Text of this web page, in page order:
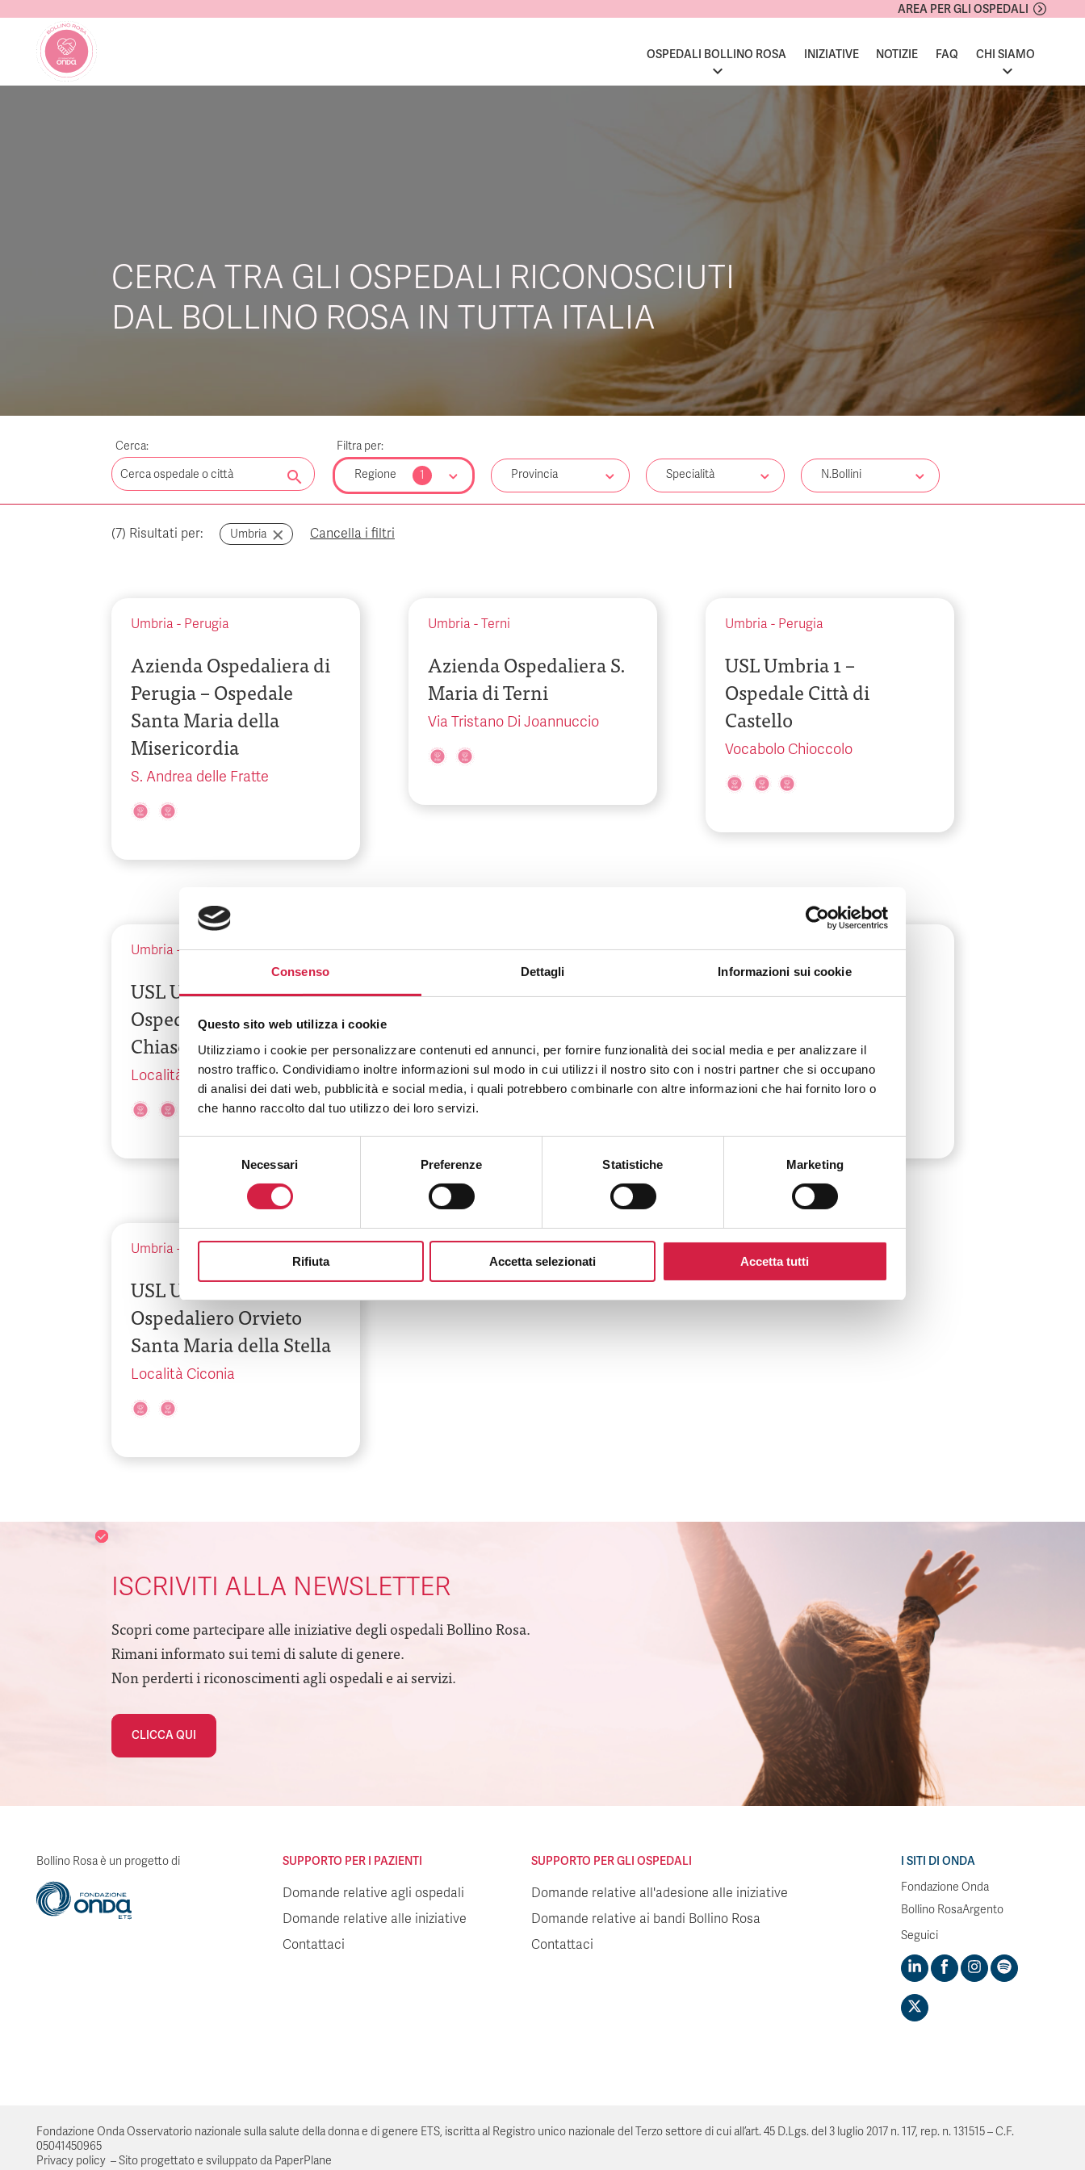
Consenso Dettagli Informazioni sui cookie
Questo sito web utilizza i cookie
Utilizziamo i cookie per personalizzare contenuti ed annunci, per fornire funzionalità dei social media e per analizzare il
nostro traffico. Condividiamo inoltre informazioni sul modo in cui utilizzi il nostro sito con i nostri partner che si occupano
di analisi dei dati web, pubblicità e social media, i quali potrebbero combinarle con altre informazioni che hai fornito loro o
che hanno raccolto dal tuo utilizzo dei loro servizi.
Necessari Preferenze Statistiche Marketing
Rifiuta Accetta selezionati Accetta tutti
AREA PER GLI OSPEDALI
OSPEDALI BOLLINO ROSA INIZIATIVE NOTIZIE FAQ CHI SIAMO
CERCA TRA GLI OSPEDALI RICONOSCIUTI
DAL BOLLINO ROSA IN TUTTA ITALIA
Cerca:
search
Filtra per:
Regione 1 Provincia Specialità N.Bollini
(7) Risultati per: Umbria Cancella i filtri
Umbria - Perugia
Azienda Ospedaliera di
Perugia – Ospedale
Santa Maria della
Misericordia
S. Andrea delle Fratte
Umbria - Terni
Azienda Ospedaliera S.
Maria di Terni
Via Tristano Di Joannuccio
Umbria - Perugia
USL Umbria 1 –
Ospedale Città di
Castello
Vocabolo Chioccolo
Umbria -Perugia
USL Umbria 1 – Presidio
Ospedaliero Alto
Chiascio
Località Branca
Umbria-Perugia
USL Umbria 2 –
Matteo degli Infermi
Via Loreto, 3
Umbria-Perugia
USL Umbria 2 –
Battista di Foligno
Via Arcamone
Umbria -
USL Umbria 2 – Presidio
Ospedaliero Orvieto
Santa Maria della Stella
Località Ciconia
ISCRIVITI ALLA NEWSLETTER
Scopri come partecipare alle iniziative degli ospedali Bollino Rosa.
Rimani informato sui temi di salute di genere.
Non perderti i riconoscimenti agli ospedali e ai servizi.
CLICCA QUI
Bollino Rosa è un progetto di SUPPORTO PER I PAZIENTI
Domande relative agli ospedali
Domande relative alle iniziative
Contattaci
SUPPORTO PER GLI OSPEDALI
Domande relative all'adesione alle iniziative
Domande relative ai bandi Bollino Rosa
Contattaci
I SITI DI ONDA
Fondazione Onda
Bollino RosaArgento
Seguici
Fondazione Onda Osservatorio nazionale sulla salute della donna e di genere ETS, iscritta al Registro unico nazionale del Terzo settore di cui all’art. 45 D.Lgs. del 3 luglio 2017 n. 117, rep. n. 131515 – C.F.
05041450965
Privacy policy –Sito progettato e sviluppato da PaperPlane